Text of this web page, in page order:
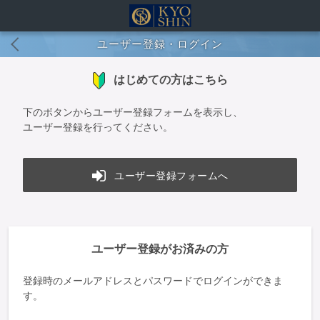
ユーザー登録・ログイン
はじめての方はこちら
下のボタンからユーザー登録フォームを表示し、
ユーザー登録を行ってください。
ユーザー登録フォームへ
ユーザー登録がお済みの方
登録時のメールアドレスとパスワードでログインができま
す。